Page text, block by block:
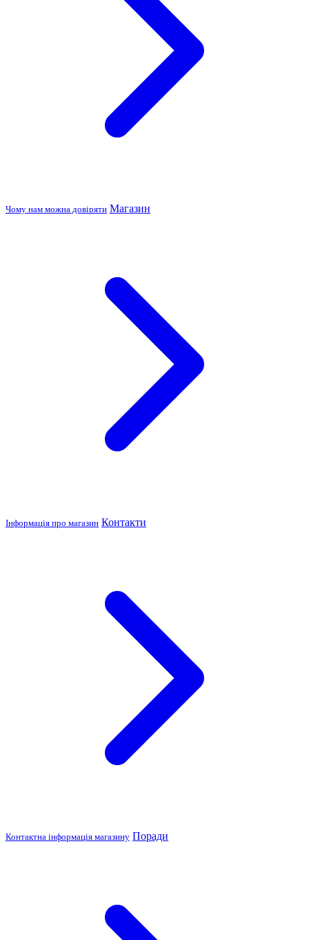
Чому нам можна довіряти Магазин
Інформація про магазин Контакти
Контактна інформація магазину Поради